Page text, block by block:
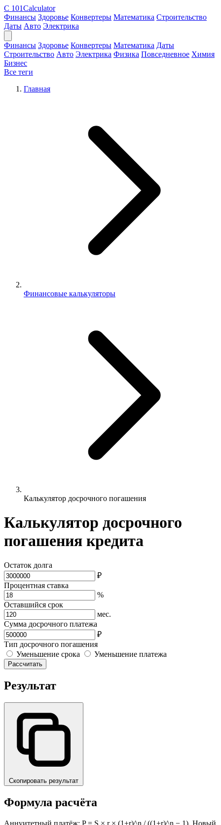
C 101Calculator
Финансы Здоровье Конвертеры Математика Строительство
Даты Авто Электрика
Финансы Здоровье Конвертеры Математика Даты
Строительство Авто Электрика Физика Повседневное Химия
Бизнес
Все теги
Главная
Финансовые калькуляторы
Калькулятор досрочного погашения
Калькулятор досрочного
погашения кредита
Остаток долга
₽
Процентная ставка
%
Оставшийся срок
мес.
Сумма досрочного платежа
₽
Тип досрочного погашения
Уменьшение срока
Уменьшение платежа
Рассчитать
Результат
Скопировать результат
Формула расчёта
Аннуитетный платёж: P = S × r × (1+r)^n / ((1+r)^n − 1). Новый